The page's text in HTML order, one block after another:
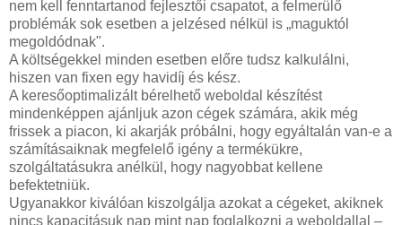
nem kell fenntartanod fejlesztői csapatot, a felmerülő
problémák sok esetben a jelzésed nélkül is „maguktól
megoldódnak".
A költségekkel minden esetben előre tudsz kalkulálni,
hiszen van fixen egy havidíj és kész.
A keresőoptimalizált bérelhető weboldal készítést
mindenképpen ajánljuk azon cégek számára, akik még
frissek a piacon, ki akarják próbálni, hogy egyáltalán van-e a
számításaiknak megfelelő igény a termékükre,
szolgáltatásukra anélkül, hogy nagyobbat kellene
befektetniük.
Ugyanakkor kiválóan kiszolgálja azokat a cégeket, akiknek
nincs kapacitásuk nap mint nap foglalkozni a weboldallal –